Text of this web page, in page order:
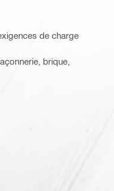
de charge
brique,